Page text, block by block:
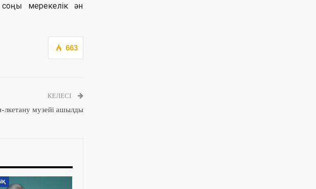
соңы мерекелік ән
663
КЕЛЕСІ
музейі ашылды